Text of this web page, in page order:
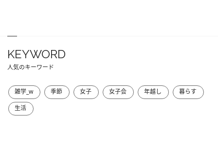
KEYWORD
人気のキーワード
雑学_w 季節 女子 女子会 年越し
暮らす
生活